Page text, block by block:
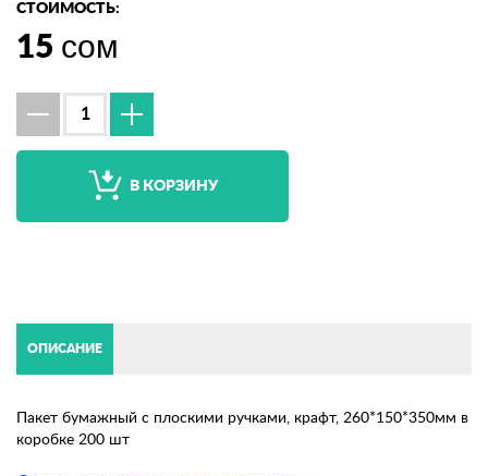
СТОИМОСТЬ:
15 сом
В КОРЗИНУ
ОПИСАНИЕ
Пакет бумажный с плоскими ручками, крафт, 260*150*350мм в
коробке 200 шт